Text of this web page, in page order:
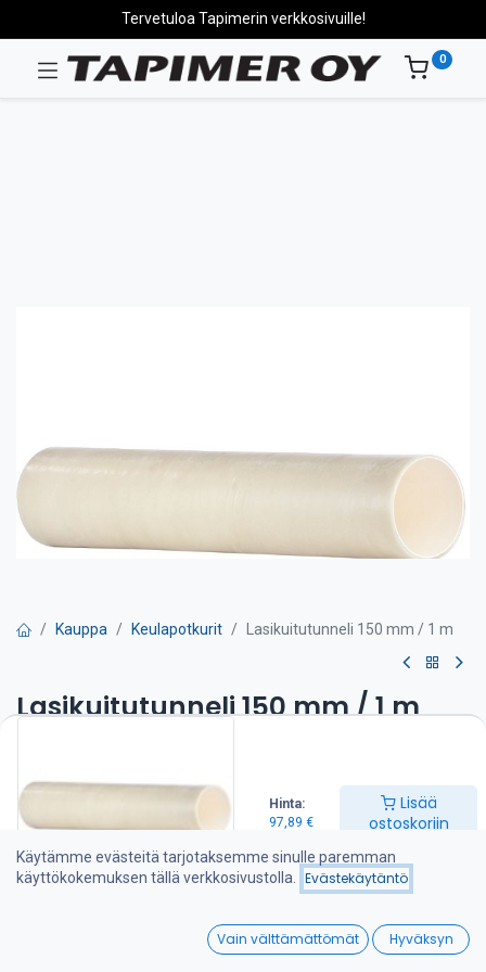
Hinta:
97,89 €
Lisää
ostoskoriin
Wishlist
Tervetuloa Tapimerin verkkosivuille!
0
Kauppa Keulapotkurit Lasikuitutunneli 150 mm / 1 m
Lasikuitutunneli 150 mm / 1 m
Lisää ostoskoriin
Lisää toivelistalle
Käytämme evästeitä tarjotaksemme sinulle paremman
käyttökokemuksen tällä verkkosivustolla.
Evästekäytäntö
Vain välttämättömät Hyväksyn